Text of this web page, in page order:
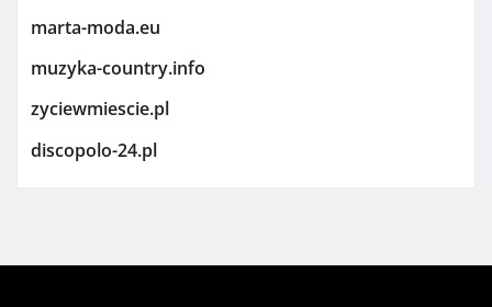
marta-moda.eu
muzyka-country.info
zyciewmiescie.pl
discopolo-24.pl